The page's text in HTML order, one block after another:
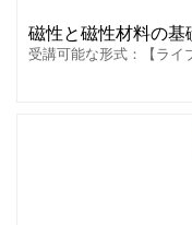
磁性と磁性材料の基
受講可能な形式：【ライ